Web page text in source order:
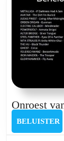
Onroest
BELUISTER